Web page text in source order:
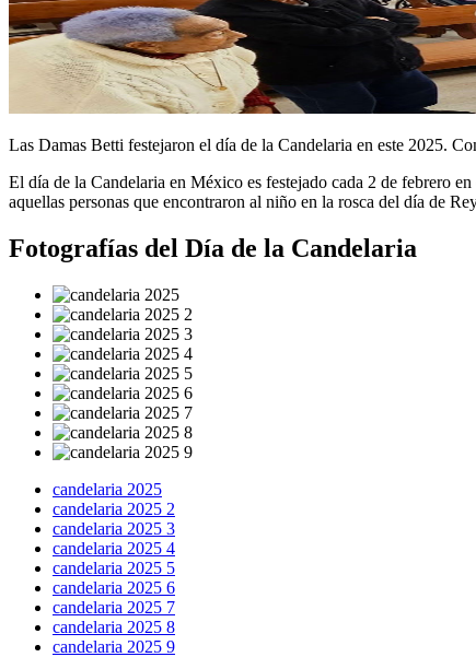
Las Damas Betti festejaron el día de la Candelaria en este 2025.
El día de la Candelaria en México es festejado cada 2 de febrero
aquellas personas que encontraron al niño en la rosca del día de
Fotografías del Día de la Candelaria
candelaria 2025
candelaria 2025 2
candelaria 2025 3
candelaria 2025 4
candelaria 2025 5
candelaria 2025 6
candelaria 2025 7
candelaria 2025 8
candelaria 2025 9